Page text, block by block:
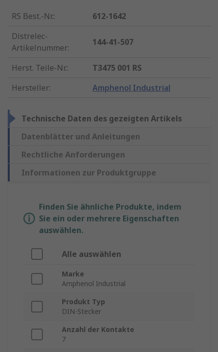
RS Best.-Nr.:
612-1642
Distrelec-
Artikelnummer:
144-41-507
Herst. Teile-Nr.:
T3475 001 RS
Hersteller: Amphenol Industrial
Technische Daten des gezeigten Artikels
Datenblätter und Anleitungen
Rechtliche Anforderungen
Informationen zur Produktgruppe
Finden Sie ähnliche Produkte, indem
Sie ein oder mehrere Eigenschaften
auswählen.
Alle auswählen
Marke
Amphenol Industrial
Produkt Typ
DIN-Stecker
Anzahl der Kontakte
7